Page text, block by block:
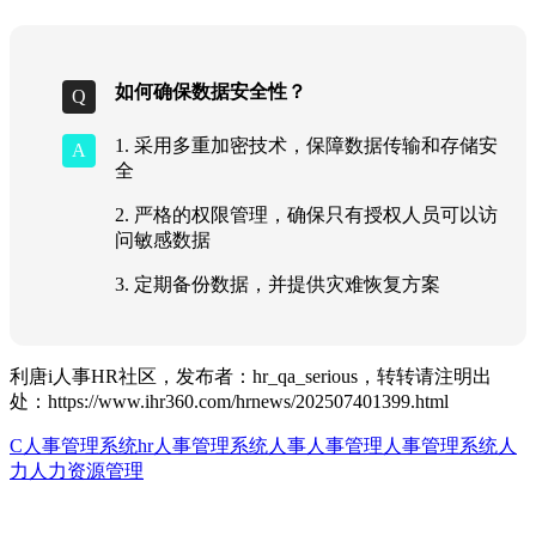
如何确保数据安全性？
1. 采用多重加密技术，保障数据传输和存储安
全
2. 严格的权限管理，确保只有授权人员可以访
问敏感数据
3. 定期备份数据，并提供灾难恢复方案
利唐i人事HR社区，发布者：hr_qa_serious，转转请注明出
处： https://www.ihr360.com/hrnews/202507401399.html
C人事管理系统hr人事管理系统人事人事管理 人事管理系统人
力 人力资源管理